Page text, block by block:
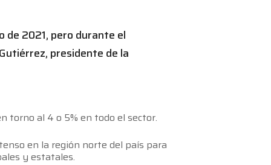
de 2021, pero durante el
presidente de la
torno al 4 o 5% en todo el sector.
en la región norte del país para
y estatales.